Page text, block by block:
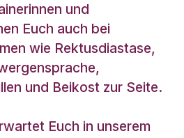
und
Euch auch bei
wie Rektusdiastase,
und Beikost zur Seite.
Euch in unserem